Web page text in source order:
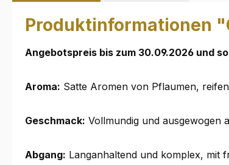
Produktinformationen
Angebotspreis bis zum 30.09.2026 und
Aroma: Satte Aromen von Pflaumen,
Geschmack: Vollmundig und ausgewogen
Abgang: Langanhaltend und komplex, mit